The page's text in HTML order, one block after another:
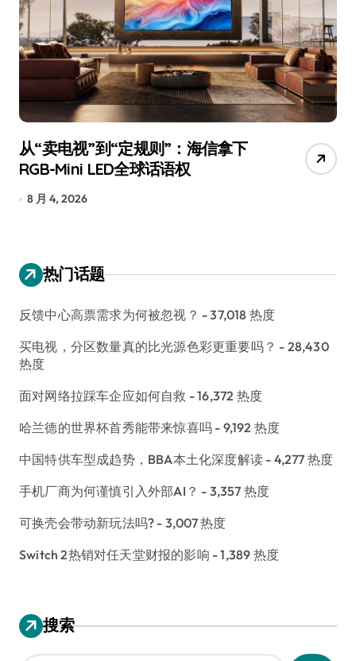
从“卖电视”到“定规则”：海信拿下
RGB-Mini LED全球话语权
8 月 4, 2026
热门话题
反馈中心高票需求为何被忽视？ - 37,018 热度
买电视，分区数量真的比光源色彩更重要吗？ - 28,430
热度
面对网络拉踩车企应如何自救 - 16,372 热度
哈兰德的世界杯首秀能带来惊喜吗 - 9,192 热度
中国特供车型成趋势，BBA本土化深度解读 - 4,277 热度
手机厂商为何谨慎引入外部AI？ - 3,357 热度
可换壳会带动新玩法吗? - 3,007 热度
Switch 2热销对任天堂财报的影响 - 1,389 热度
搜索